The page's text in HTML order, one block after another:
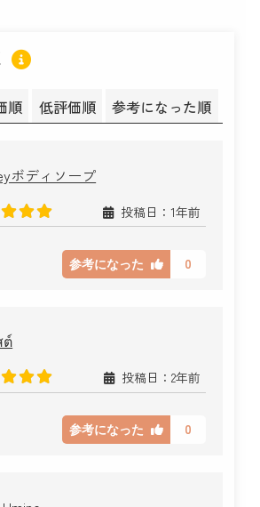
順 低評価順 参考になった順
ボディソープ
投稿日：1年前
参考になった 0
ต์
投稿日：2年前
参考になった 0